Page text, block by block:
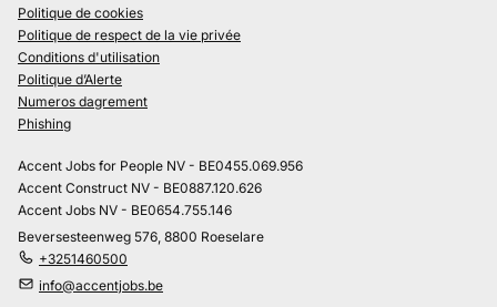
Politique de cookies
Politique de respect de la vie privée
Conditions d'utilisation
Politique d’Alerte
Numeros dagrement
Phishing
Accent Jobs for People NV - BE0455.069.956
Accent Construct NV - BE0887.120.626
Accent Jobs NV - BE0654.755.146
Beversesteenweg 576, 8800 Roeselare
+3251460500
info@accentjobs.be